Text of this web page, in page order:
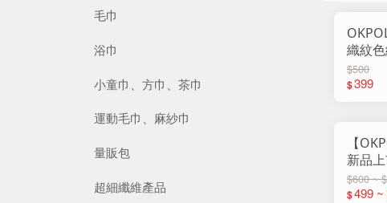
織紋
13(12
$500
$399
【
新品
烯浴巾
$600 ~
$499 ~
毛巾
浴巾
小童巾、方巾、茶巾
運動毛巾、麻紗巾
量販包
超細纖維產品